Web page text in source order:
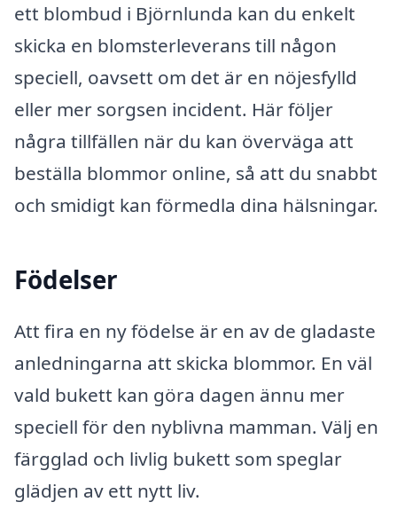
ett blombud i Björnlunda kan du enkelt
skicka en blomsterleverans till någon
speciell, oavsett om det är en nöjesfylld
eller mer sorgsen incident. Här följer
några tillfällen när du kan överväga att
beställa blommor online, så att du snabbt
och smidigt kan förmedla dina hälsningar.
Födelser
Att fira en ny födelse är en av de gladaste
anledningarna att skicka blommor. En väl
vald bukett kan göra dagen ännu mer
speciell för den nyblivna mamman. Välj en
färgglad och livlig bukett som speglar
glädjen av ett nytt liv.